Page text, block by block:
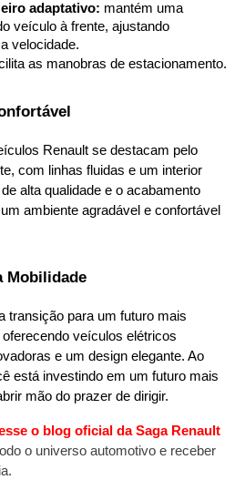
adaptativo: mantém uma
veículo à frente, ajustando
velocidade.
as manobras de estacionamento.
Renault se destacam pelo
com linhas fluidas e um interior
alta qualidade e o acabamento
ambiente agradável e confortável
Mobilidade
transição para um futuro mais
veículos elétricos
e um design elegante. Ao
está investindo em um futuro mais
o blog oficial da Saga Renault
o universo automotivo e receber